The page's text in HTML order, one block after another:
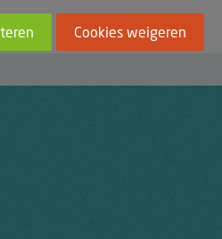
Cookies weigeren